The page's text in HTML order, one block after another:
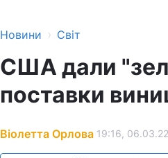
Новини › Світ
США дали
поставки
Віолетта Орлова 19:16, 06.03.22